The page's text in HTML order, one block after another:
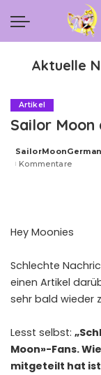
Aktuelle
Artikel
Sailor Moon
Posted
by
SailorMoonGerman
Kommentare
Hey Moonies
Schlechte
einen Artikel
sehr bald wieder
Lesst selbst:
Moon»-Fans.
mitgeteilt hat